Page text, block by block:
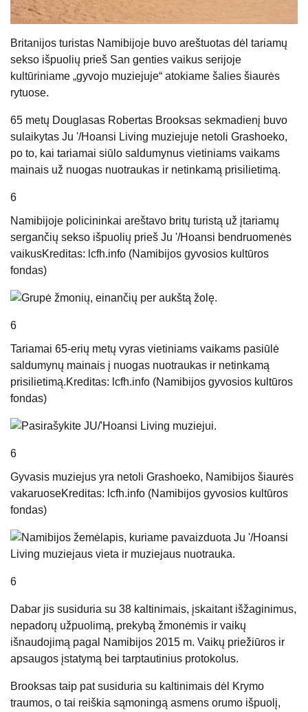
Britanijos turistas Namibijoje buvo areštuotas dėl tariamų
sekso išpuolių prieš San genties vaikus serijoje
kultūriniame „gyvojo muziejuje“ atokiame šalies šiaurės
rytuose.
65 metų Douglasas Robertas Brooksas sekmadienį buvo
sulaikytas Ju '/Hoansi Living muziejuje netoli Grashoeko,
po to, kai tariamai siūlo saldumynus vietiniams vaikams
mainais už nuogas nuotraukas ir netinkamą prisilietimą.
6
Namibijoje policininkai areštavo britų turistą už įtariamų
sergančių sekso išpuolių prieš Ju '/Hoansi bendruomenės
vaikusKreditas: lcfh.info (Namibijos gyvosios kultūros
fondas)
6
Tariamai 65-erių metų vyras vietiniams vaikams pasiūlė
saldumynų mainais į nuogas nuotraukas ir netinkamą
prisilietimą.Kreditas: lcfh.info (Namibijos gyvosios kultūros
fondas)
6
Gyvasis muziejus yra netoli Grashoeko, Namibijos šiaurės
vakaruoseKreditas: lcfh.info (Namibijos gyvosios kultūros
fondas)
6
Dabar jis susiduria su 38 kaltinimais, įskaitant išžaginimus,
nepadorų užpuolimą, prekybą žmonėmis ir vaikų
išnaudojimą pagal Namibijos 2015 m. Vaikų priežiūros ir
apsaugos įstatymą bei tarptautinius protokolus.
Brooksas taip pat susiduria su kaltinimais dėl Krymo
traumos, o tai reiškia sąmoningą asmens orumo išpuolį,